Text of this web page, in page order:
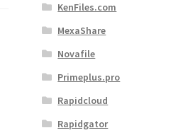
KenFiles.com
MexaShare
Novafile
Primeplus.pro
Rapidcloud
Rapidgator